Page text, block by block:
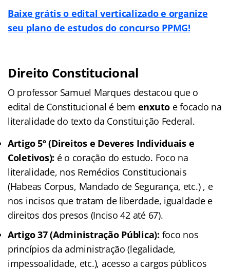
Baixe grátis o edital verticalizado e organize
seu plano de estudos do concurso PPMG!
Direito Constitucional
O professor Samuel Marques destacou que o
edital de Constitucional é bem enxuto e focado na
literalidade do texto da Constituição Federal.
Artigo 5º (Direitos e Deveres Individuais e
Coletivos): é o coração do estudo. Foco na
literalidade, nos Remédios Constitucionais
(Habeas Corpus, Mandado de Segurança, etc.) , e
nos incisos que tratam de liberdade, igualdade e
direitos dos presos (Inciso 42 até 67).
Artigo 37 (Administração Pública): foco nos
princípios da administração (legalidade,
impessoalidade, etc.), acesso a cargos públicos